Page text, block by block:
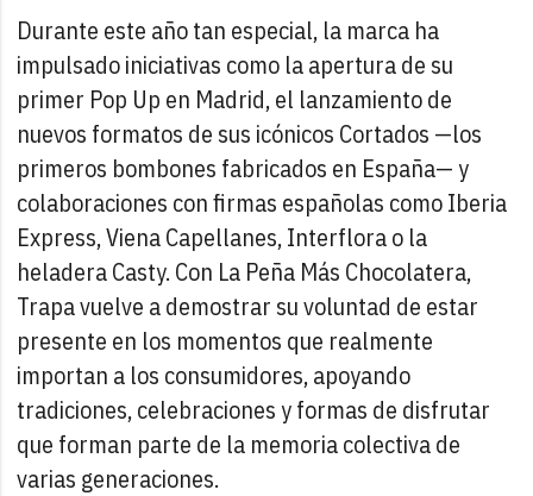
Durante este año tan especial, la marca ha
impulsado iniciativas como la apertura de su
primer Pop Up en Madrid, el lanzamiento de
nuevos formatos de sus icónicos Cortados —los
primeros bombones fabricados en España— y
colaboraciones con firmas españolas como Iberia
Express, Viena Capellanes, Interflora o la
heladera Casty. Con La Peña Más Chocolatera,
Trapa vuelve a demostrar su voluntad de estar
presente en los momentos que realmente
importan a los consumidores, apoyando
tradiciones, celebraciones y formas de disfrutar
que forman parte de la memoria colectiva de
varias generaciones.